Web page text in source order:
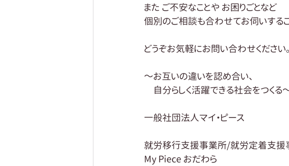
また ご不安なことや お困りごとなど
個別のご相談も合わせてお伺いする
どうぞお気軽にお問い合わせください。
～お互いの違いを認め合い、
自分らしく活躍できる社会をつくる
一般社団法人マイ・ピース
就労移行支援事業所/就労定着支援
My Piece おだわら